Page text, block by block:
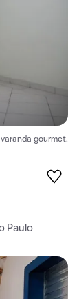
gourmet.
Paulo